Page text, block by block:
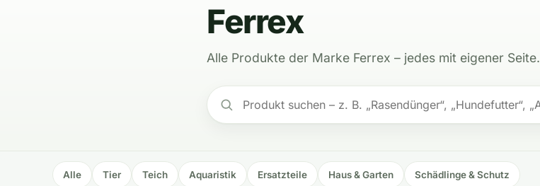
Ferrex
Alle Produkte der Marke Ferrex – jedes mit eigener Seite.
Alle Tier Teich Aquaristik Ersatzteile Haus & Garten Schädlinge & Schutz